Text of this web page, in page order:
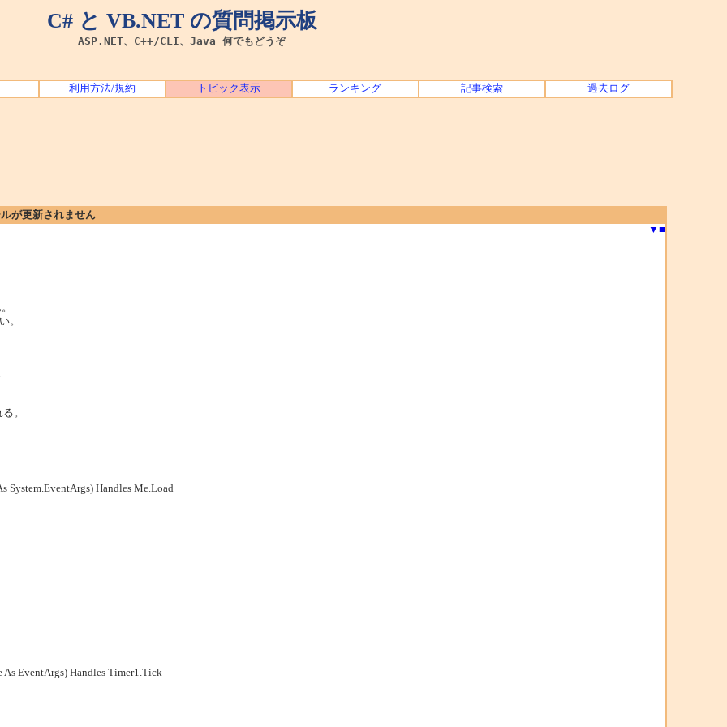
C# と VB.NET の質問掲示板
ASP.NET、C++/CLI、Java 何でもどうぞ
利用方法/規約 トピック表示 ランキング 記事検索 過去ログ
が更新されません
▼ ■
。
。
System.EventArgs) Handles Me.Load
EventArgs) Handles Timer1.Tick